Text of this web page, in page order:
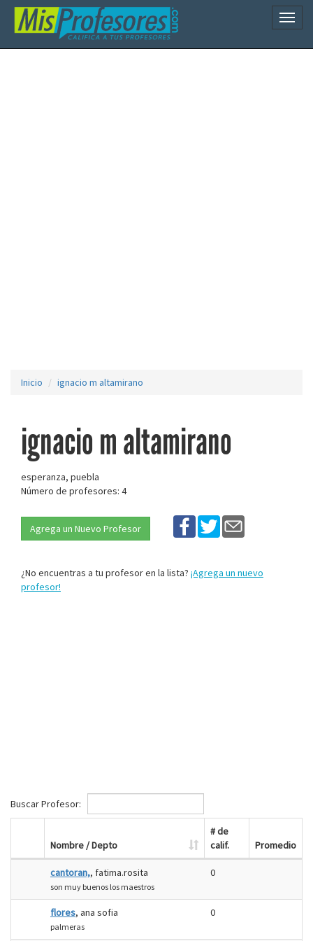
Inicio ignacio m altamirano
ignacio m altamirano
esperanza, puebla
Número de profesores: 4
Agrega un Nuevo Profesor
¿No encuentras a tu profesor en la lista? ¡Agrega un nuevo
profesor!
Buscar Profesor:
Nombre / Depto
# de
calif.
Promedio
cantoran,, fatima.rosita
son muy buenos los maestros
0
flores, ana sofia
palmeras
0